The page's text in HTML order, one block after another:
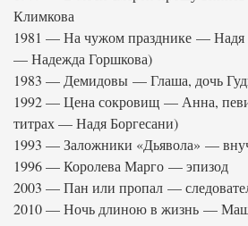
Климкова
1981 — На чужом празднике — Надя
— Надежда Горшкова)
1983 — Демидовы — Глаша, дочь
1992 — Цена сокровищ — Анна,
титрах — Надя Боргесани)
1993 — Заложники «Дьявола» —
1996 — Королева Марго — эпизод
2003 — Пан или пропал —
2010 — Ночь длиною в жизнь —